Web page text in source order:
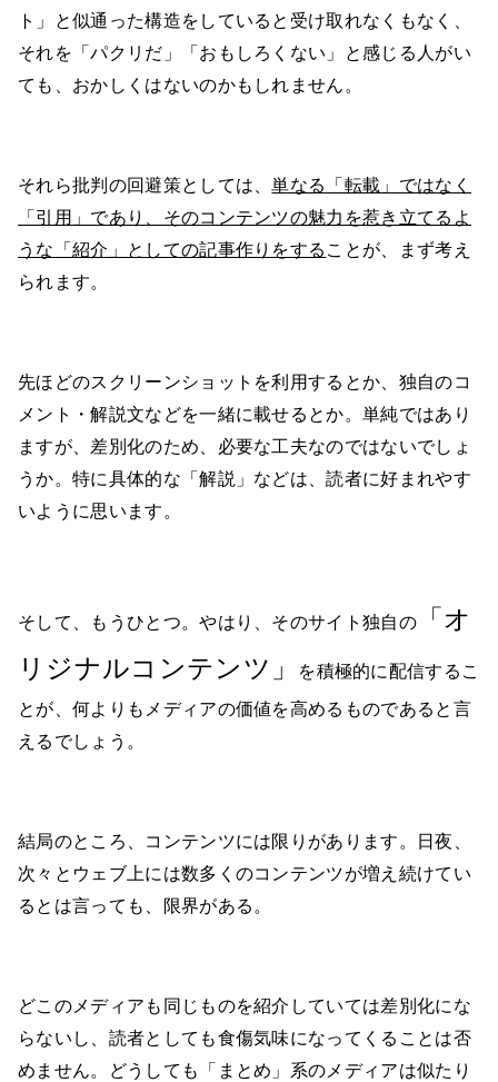
ト」と似通った構造をしていると受け取れなくもなく、
それを「パクリだ」「おもしろくない」と感じる人がい
ても、おかしくはないのかもしれません。
それら批判の回避策としては、単なる「転載」ではなく
「引用」であり、そのコンテンツの魅力を惹き立てるよ
うな「紹介」としての記事作りをする ことが、まず考え
られます。
先ほどのスクリーンショットを利用するとか、独自のコ
メント・解説文などを一緒に載せるとか。単純ではあり
ますが、差別化のため、必要な工夫なのではないでしょ
うか。特に具体的な「解説」などは、読者に好まれやす
いように思います。
そして、もうひとつ。やはり、そのサイト独自の
「オ
リジナルコンテンツ」
を積極的に配信するこ
とが、何よりもメディアの価値を高めるものであると言
えるでしょう。
結局のところ、コンテンツには限りがあります。日夜、
次々とウェブ上には数多くのコンテンツが増え続けてい
るとは言っても、限界がある。
どこのメディアも同じものを紹介していては差別化にな
らないし、読者としても食傷気味になってくることは否
めません。どうしても「まとめ」系のメディアは似たり